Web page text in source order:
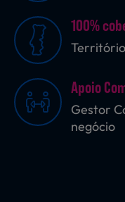
Sobremesas
Ração para
100%
Apoio
Gestor
negócio